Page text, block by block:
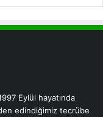
Eylül hayatında
edindiğimiz tecrübe